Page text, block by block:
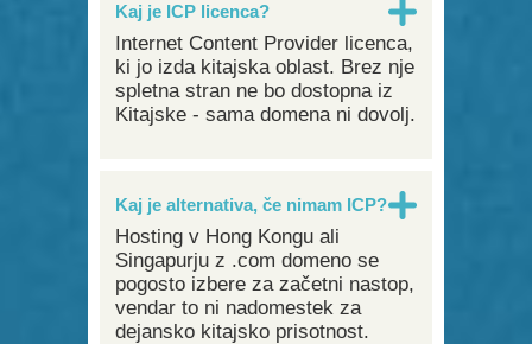
Kaj je ICP licenca?
Internet Content Provider licenca,
ki jo izda kitajska oblast. Brez nje
spletna stran ne bo dostopna iz
Kitajske - sama domena ni dovolj.
Kaj je alternativa, če nimam ICP?
Hosting v Hong Kongu ali
Singapurju z .com domeno se
pogosto izbere za začetni nastop,
vendar to ni nadomestek za
dejansko kitajsko prisotnost.